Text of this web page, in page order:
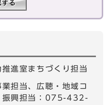
進室まちづくり担当
担当、広聴・地域コ
振興担当：075-432-